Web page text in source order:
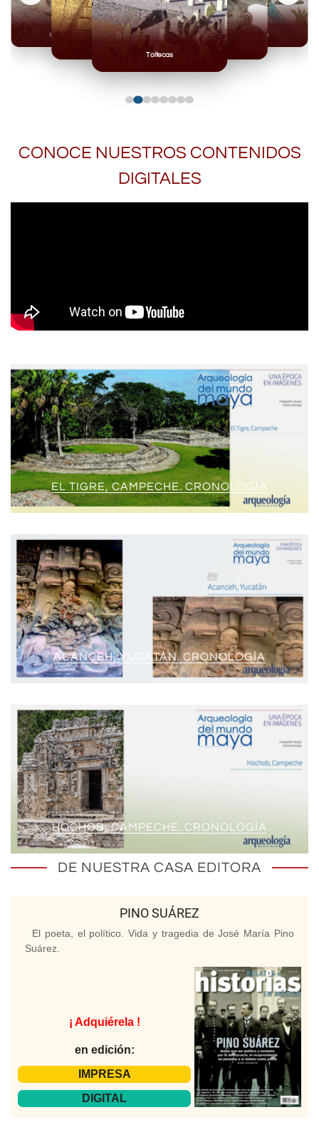
Toltecas
Mexicas
Olmecas
CONOCE NUESTROS CONTENIDOS
DIGITALES
EL TIGRE, CAMPECHE. CRONOLOGÍA
ACANCEH, YUCATÁN. CRONOLOGÍA
HOCHOB, CAMPECHE. CRONOLOGÍA
DE NUESTRA CASA EDITORA
PINO SUÁREZ
El poeta, el político. Vida y tragedia de José María Pino
Suárez.
¡ Adquiérela !
en edición:
IMPRESA
DIGITAL